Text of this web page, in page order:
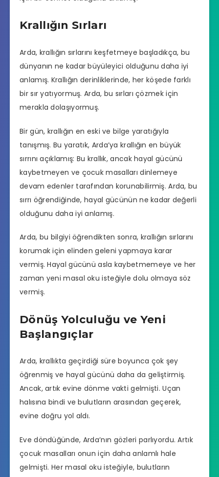
Krallığın Sırları
Arda, krallığın sırlarını keşfetmeye başladıkça, bu
dünyanın ne kadar büyüleyici olduğunu daha iyi
anlamış. Krallığın derinliklerinde, her köşede farklı
bir sır yatıyormuş. Arda, bu sırları çözmek için
merakla dolaşıyormuş.
Bir gün, krallığın en eski ve bilge yaratığıyla
tanışmış. Bu yaratık, Arda’ya krallığın en büyük
sırrını açıklamış: Bu krallık, ancak hayal gücünü
kaybetmeyen ve çocuk masalları dinlemeye
devam edenler tarafından korunabilirmiş. Arda, bu
sırrı öğrendiğinde, hayal gücünün ne kadar değerli
olduğunu daha iyi anlamış.
Arda, bu bilgiyi öğrendikten sonra, krallığın sırlarını
korumak için elinden geleni yapmaya karar
vermiş. Hayal gücünü asla kaybetmemeye ve her
zaman yeni masal oku isteğiyle dolu olmaya söz
vermiş.
Dönüş Yolculuğu ve Yeni
Başlangıçlar
Arda, krallıkta geçirdiği süre boyunca çok şey
öğrenmiş ve hayal gücünü daha da geliştirmiş.
Ancak, artık evine dönme vakti gelmişti. Uçan
halısına bindi ve bulutların arasından geçerek,
evine doğru yol aldı.
Eve döndüğünde, Arda’nın gözleri parlıyordu. Artık
çocuk masalları onun için daha anlamlı hale
gelmişti. Her masal oku isteğiyle, bulutların